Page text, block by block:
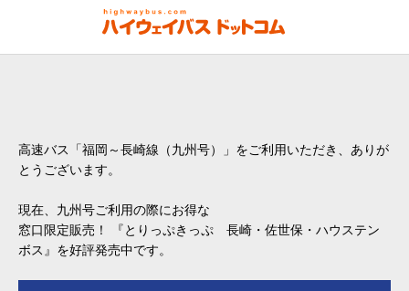
高速バス「福岡～長崎線（九州号）」をご利用いただき、ありが
とうございます。
現在、九州号ご利用の際にお得な
窓口限定販売！ 『とりっぷきっぷ 長崎・佐世保・ハウステン
ボス』を好評発売中です。